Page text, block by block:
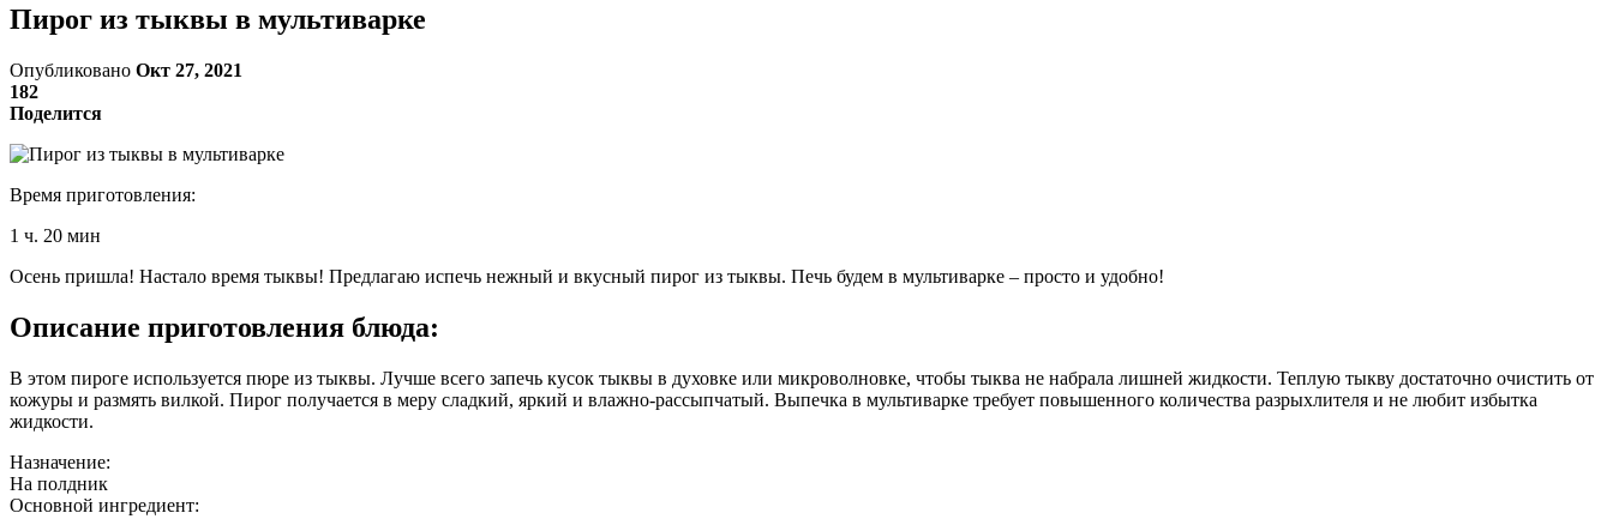
Пирог из тыквы в мультиварке
Опубликовано Окт 27, 2021
182
Поделится
Время приготовления:
1 ч. 20 мин
Осень пришла! Настало время тыквы! Предлагаю испечь нежный и вкусный пирог из тыквы. Печь будем в мультиварке – просто и удобно!
Описание приготовления блюда:
В этом пироге используется пюре из тыквы. Лучше всего запечь кусок тыквы в духовке или микроволновке, чтобы тыква не набрала лишней жидкости. Теплую тыкву достаточно очистить от
кожуры и размять вилкой. Пирог получается в меру сладкий, яркий и влажно-рассыпчатый. Выпечка в мультиварке требует повышенного количества разрыхлителя и не любит избытка
жидкости.
Назначение:
На полдник
Основной ингредиент: